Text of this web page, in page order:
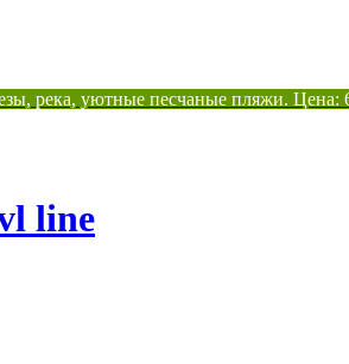
река, уютные песчаные пляжи. Цена: